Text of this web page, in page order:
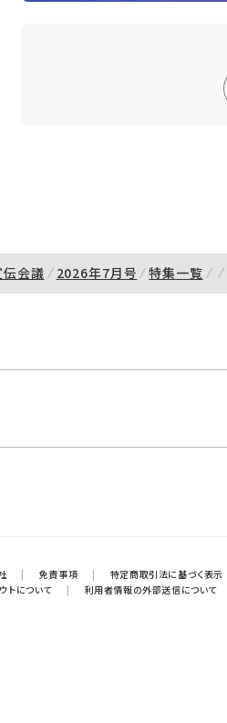
伝会議 2026年7月号 特集一覧
| 免責事項 | 特定商取引法に基づく表示
トについて
| 利用者情報の外部送信について